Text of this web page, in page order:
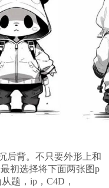
后背。不只要外形上和
初选择将下面两张图p
题，ip，C4D，